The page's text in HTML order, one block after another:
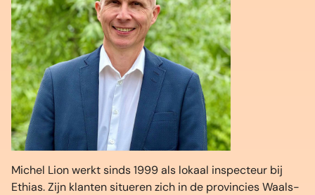
Michel Lion werkt sinds 1999 als lokaal inspecteur bij
Ethias. Zijn klanten situeren zich in de provincies Waals-